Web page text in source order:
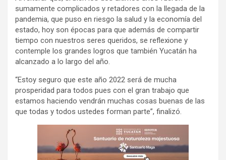
sumamente complicados y retadores con la llegada de la
pandemia, que puso en riesgo la salud y la economía del
estado, hoy son épocas para que además de compartir
tiempo con nuestros seres queridos, se reflexione y
contemple los grandes logros que también Yucatán ha
alcanzado a lo largo del año.
“Estoy seguro que este año 2022 será de mucha
prosperidad para todos pues con el gran trabajo que
estamos haciendo vendrán muchas cosas buenas de las
que todas y todos ustedes forman parte”, finalizó.